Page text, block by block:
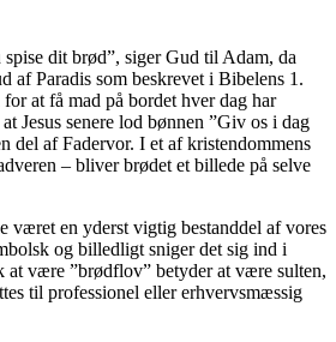
dit brød”, siger Gud til Adam, da
af Paradis som beskrevet i Bibe­lens 1.
at få mad på bordet hver dag har
Jesus senere lod bønnen ”Giv os i dag
del af Fadervor. I et af kristendommens
– bliver brødet et billede på selve
været en yderst vigtig bestanddel af vores
og billedligt sni­ger det sig ind i
at være ”brødflov” betyder at være sulten,
til professio­nel eller erhvervsmæssig